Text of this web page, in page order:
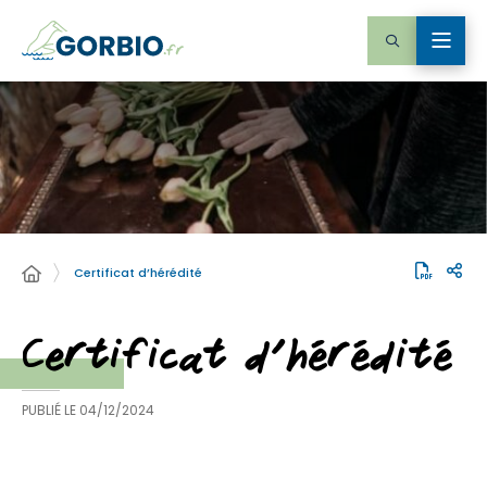
Certificat d’hérédité
Certificat d’hérédité
PUBLIÉ LE 04/12/2024